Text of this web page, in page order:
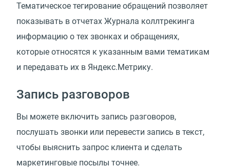
Тематическое тегирование обращений позволяет
показывать в отчетах Журнала коллтрекинга
информацию о тех звонках и обращениях,
которые относятся к указанным вами тематикам
и передавать их в Яндекс.Метрику.
Запись разговоров
Вы можете включить запись разговоров,
послушать звонки или перевести запись в текст,
чтобы выяснить запрос клиента и сделать
маркетинговые посылы точнее.